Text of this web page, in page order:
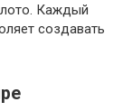
Каждый
создавать